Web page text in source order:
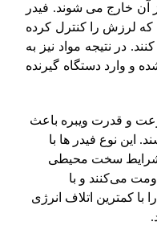
آن خارج می شوند. فیدر
که لرزش را کنترل کرده
در نتیجه مواد نیز به
و وارد دستگاه گیرنده
و قدرت ویبره باعث
این نوع فیدر ها با
شرایط سخت محیطی
می‌کنند و با
با کمترین اتلاف انرژی